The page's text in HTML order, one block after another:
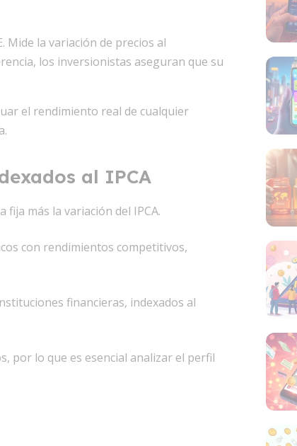
Mide la variación de precios al
los inversionistas aseguran que su
el rendimiento real de cualquier
al IPCA
más la variación del IPCA.
con rendimientos competitivos,
financieras, indexados al
por lo que es esencial analizar el perfil